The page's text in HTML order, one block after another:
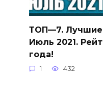
ТОП—7. Лучшие
Июль 2021.
года!
1 432